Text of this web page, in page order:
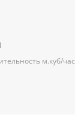
м.куб/час